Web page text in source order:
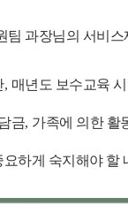
과장님의 서비
, 매년도 보수교육
금, 가족에 의한 활
하게 숙지해야 할